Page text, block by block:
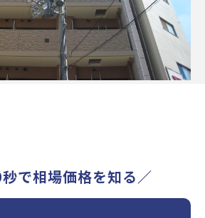
で相場価格を知る／